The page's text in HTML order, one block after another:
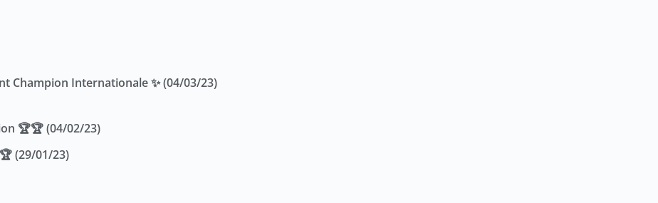
Champion Internationale ✨ (04/03/23)
🏆🏆 (04/02/23)
(29/01/23)